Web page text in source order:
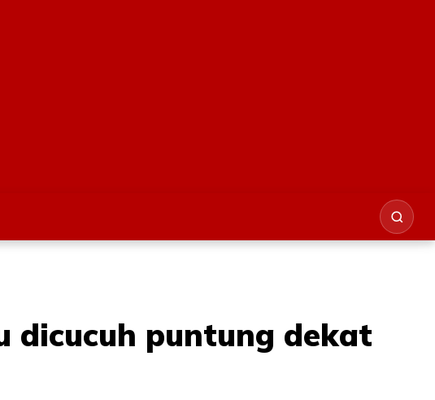
dicucuh puntung dekat